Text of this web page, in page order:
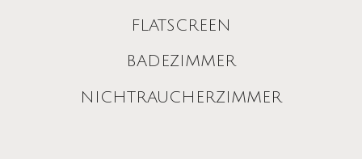
FLATSCREEN
BADEZIMMER
NICHTRAUCHERZIMMER